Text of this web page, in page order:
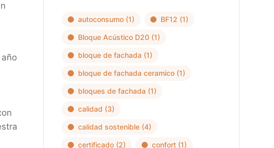
autoconsumo(1) BF12 (1)
Bloque Acústico D20(1)
bloque de fachada (1)
bloque de fachada ceramico(1)
bloques de fachada (1)
calidad (3)
calidad sostenible(4)
certificado(2) confort(1)